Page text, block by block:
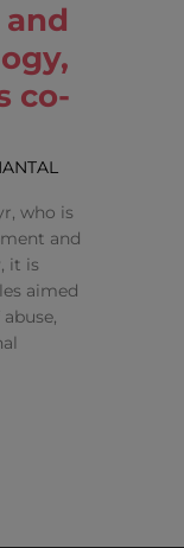
co-
who is
and
it is
aimed